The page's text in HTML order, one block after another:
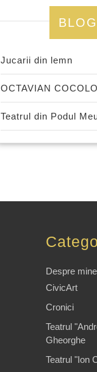
Jucarii din lemn
OCTAVIAN
Teatrul din Podul
Despre mine
CivicArt
Cronici
Teatrul
Gheorghe
Teatrul "Ion